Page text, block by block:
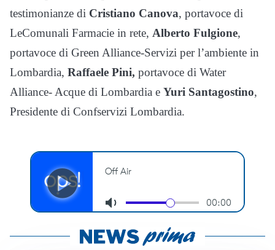
testimonianze di Cristiano Canova, portavoce di
LeComunali Farmacie in rete, Alberto Fulgione,
portavoce di Green Alliance-Servizi per l’ambiente in
Lombardia, Raffaele Pini, portavoce di Water
Alliance- Acque di Lombardia e Yuri Santagostino,
Presidente di Confservizi Lombardia.